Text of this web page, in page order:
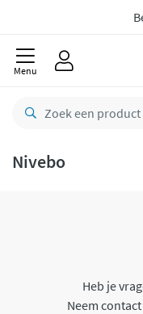
Menu
Nivebo
Heb je
Neem